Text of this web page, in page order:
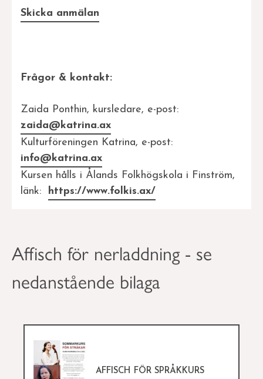
Skicka anmälan
Frågor & kontakt:
Zaida Ponthin, kursledare, e-post:
zaida@katrina.ax
Kulturföreningen Katrina, e-post:
info@katrina.ax
Kursen hålls i Ålands Folkhögskola i Finström,
länk: https://www.folkis.ax/
Affisch för nerladdning - se
nedanstående bilaga
AFFISCH FÖR SPRÅKKURS